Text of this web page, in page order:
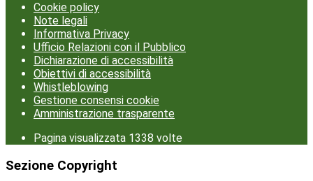
Cookie policy
Note legali
Informativa Privacy
Ufficio Relazioni con il Pubblico
Dichiarazione di accessibilità
Obiettivi di accessibilità
Whistleblowing
Gestione consensi cookie
Amministrazione trasparente
Pagina visualizzata 1338 volte
Sezione Copyright